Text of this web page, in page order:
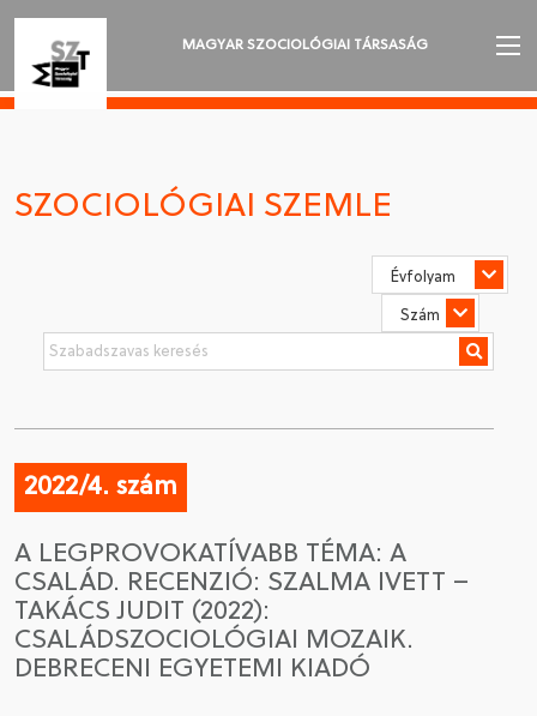
MAGYAR SZOCIOLÓGIAI TÁRSASÁG
SZOCIOLÓGIAI SZEMLE
CSATLAKOZÁS A TÁRSASÁGHOZ / MEGÚJÍTOM A
TAGSÁGOMAT
SZOCIOLÓGIAI SZEMLE
2022/4. szám
A LEGPROVOKATÍVABB TÉMA: A
CSALÁD. RECENZIÓ: SZALMA IVETT –
TAKÁCS JUDIT (2022):
CSALÁDSZOCIOLÓGIAI MOZAIK.
DEBRECENI EGYETEMI KIADÓ